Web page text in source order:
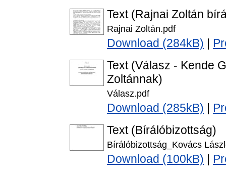
Text (Rajnai Zoltán
Rajnai Zoltán.pdf
Download (284kB)
Text (Válasz - Kende
Zoltánnak)
Válasz.pdf
Download (285kB)
Text (Bírálóbizottság)
Bírálóbizottság_Kovács
Download (100kB)